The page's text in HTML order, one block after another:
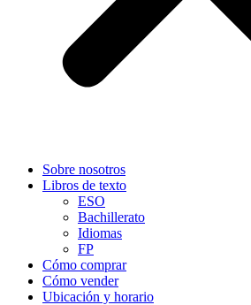
Sobre nosotros
Libros de texto
ESO
Bachillerato
Idiomas
FP
Cómo comprar
Cómo vender
Ubicación y horario